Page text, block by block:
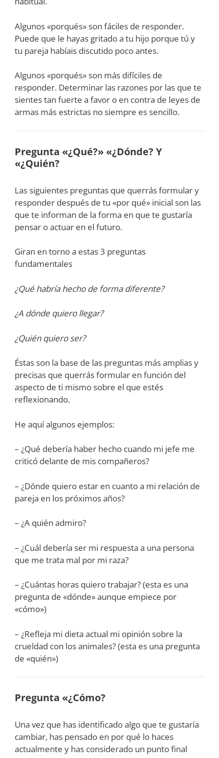
Algunos «porqués» son fáciles de responder.
Puede que le hayas gritado a tu hijo porque tú y
tu pareja habíais discutido poco antes.
Algunos «porqués» son más difíciles de
responder. Determinar las razones por las que te
sientes tan fuerte a favor o en contra de leyes de
armas más estrictas no siempre es sencillo.
Pregunta «¿Qué?» «¿Dónde? Y
«¿Quién?
Las siguientes preguntas que querrás formular y
responder después de tu «por qué» inicial son las
que te informan de la forma en que te gustaría
pensar o actuar en el futuro.
Giran en torno a estas 3 preguntas
fundamentales
¿Qué habría hecho de forma diferente?
¿A dónde quiero llegar?
¿Quién quiero ser?
Éstas son la base de las preguntas más amplias y
precisas que querrás formular en función del
aspecto de ti mismo sobre el que estés
reflexionando.
He aquí algunos ejemplos:
– ¿Qué debería haber hecho cuando mi jefe me
criticó delante de mis compañeros?
– ¿Dónde quiero estar en cuanto a mi relación de
pareja en los próximos años?
– ¿A quién admiro?
– ¿Cuál debería ser mi respuesta a una persona
que me trata mal por mi raza?
– ¿Cuántas horas quiero trabajar? (esta es una
pregunta de «dónde» aunque empiece por
«cómo»)
– ¿Refleja mi dieta actual mi opinión sobre la
crueldad con los animales? (esta es una pregunta
de «quién»)
Pregunta «¿Cómo?
Una vez que has identificado algo que te gustaría
cambiar, has pensado en por qué lo haces
actualmente y has considerado un punto final